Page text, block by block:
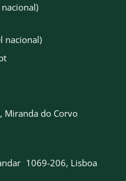
nacional)
do Corvo
1069-206, Lisboa